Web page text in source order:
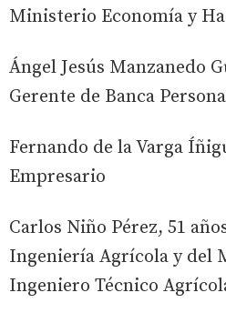
Ministerio Economía y
Ángel Jesús Manzanedo
Gerente de Banca
Fernando de la Varga
Empresario
Carlos Niño Pérez, 51
Ingeniería Agrícola y del
Ingeniero Técnico